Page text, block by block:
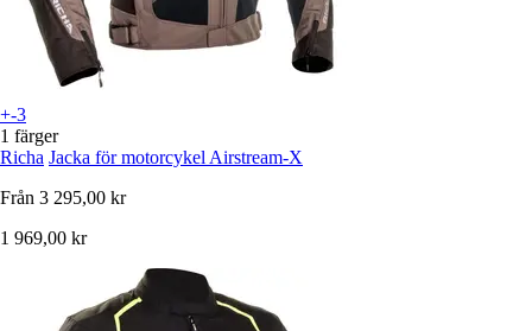
+-3
1 färger
Richa Jacka för motorcykel Airstream-X
Från 3 295,00 kr
1 969,00 kr